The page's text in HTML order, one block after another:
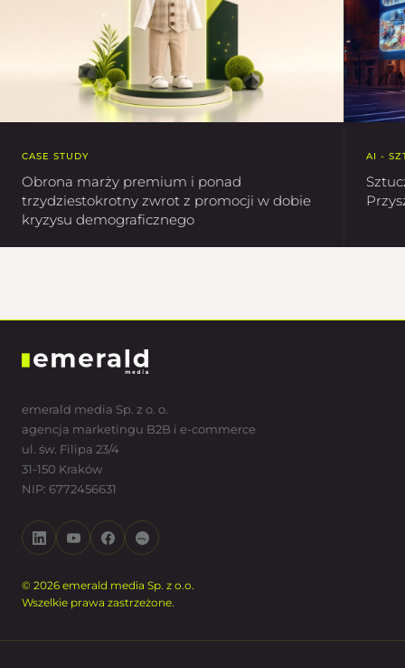
CASE STUDY
Obrona marży premium i ponad
trzydziestokrotny zwrot z promocji w dobie
kryzysu demograficznego
AI -
emerald media Sp. z o. o.
agencja marketingu B2B i e-commerce
ul. św. Filipa 23/4
31-150 Kraków
NIP: 6772456631
© 2026 emerald media Sp. z o.o.
Wszelkie prawa zastrzeżone.